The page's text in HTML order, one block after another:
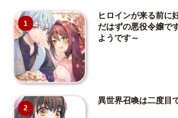
1
ヒロインが来る前に
だはずの悪役令嬢で
ようです～
2
異世界召喚は二度目